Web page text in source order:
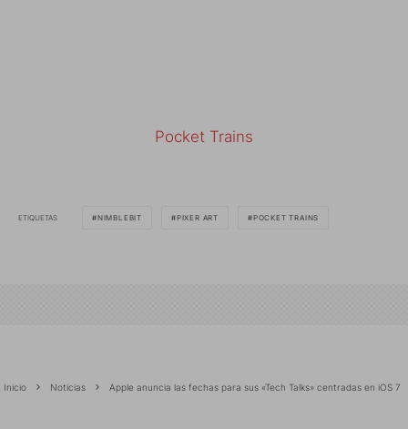
Pocket Trains
ETIQUETAS NIMBLEBIT PIXER ART POCKET TRAINS
Inicio Noticias Apple anuncia las fechas para sus «Tech Talks» centradas en iOS 7